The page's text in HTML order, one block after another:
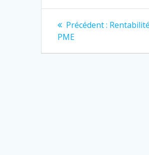
Navigation
de
Précédent : Article
PME